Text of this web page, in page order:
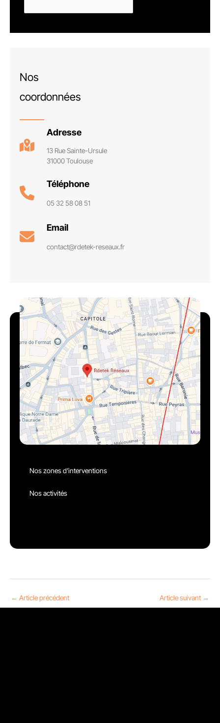
Nos
coordonnées
Adresse
13 Rue Sainte-Ursule
31000 Toulouse
Téléphone
05 32 58 08 51
Email
contact@rdetek-reseaux.fr
Nos zones d’interventions
Nos activités
← Article précédent Article suivant →